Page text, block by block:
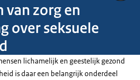
van zorg en
over seksuele
lichamelijk en geestelijk gezond
is daar een belangrijk onderdeel